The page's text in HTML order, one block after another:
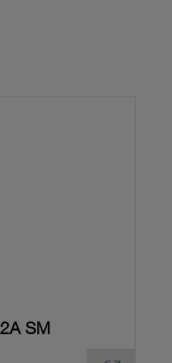
SM